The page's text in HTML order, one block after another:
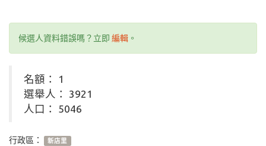
候選人資料錯誤嗎？立即 編輯 。
名額： 1
選舉人： 3921
人口： 5046
行政區： 新店里